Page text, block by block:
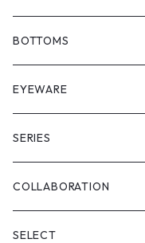
VEST
JACKET
COAT
PULL OVER
BOTTOMS
SHORT LENGS
FULL LENGS
SKIRT
EYEWARE
SERIES
"matoi"
"enkan"
"tsunagi"
COLLABORATION
RADIO EVA
SELECT